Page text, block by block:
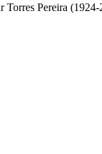
Torres Pereira (1924-